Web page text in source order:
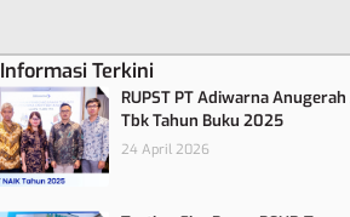
Informasi Terkini
RUPST PT Adiwarna
Tbk Tahun Buku 2025
24 April 2026